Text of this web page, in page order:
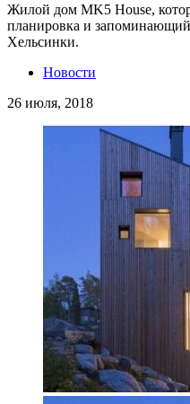
Жилой дом MK5 House,
планировка и
Хельсинки.
Новости
26 июля, 2018